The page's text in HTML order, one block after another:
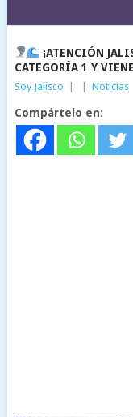
¡ATENCIÓN
CATEGORÍA 1 Y
Soy Jalisco Noticias
Compártelo en: